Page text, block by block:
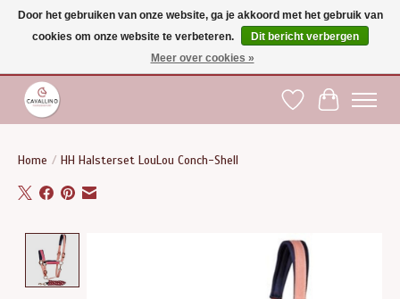
Gratis verzending vanaf €75 binnen BE - vanaf €100 naar EU | Voor 17:00 besteld is
dezelfde dag verzonden | Klantendienst: +32 (0)51 21 27 00 |
Verlanglijst
Home / HH Halsterset LouLou Conch-Shell
Product image slideshow Items
Door het gebruiken van onze website, ga je akkoord met het gebruik van
cookies om onze website te verbeteren.
Dit bericht verbergen
Meer over cookies »